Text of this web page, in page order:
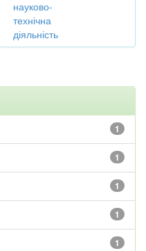
науково-
технічна
діяльність
1
1
1
1
1